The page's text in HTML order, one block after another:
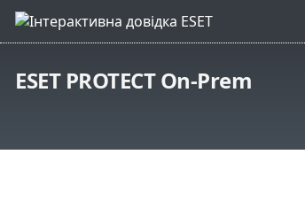
ESET PROTECT On-Prem